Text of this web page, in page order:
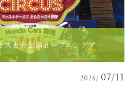
2026/ 07/11
マッスルサーカス大分公演オープニングアクト決定！！